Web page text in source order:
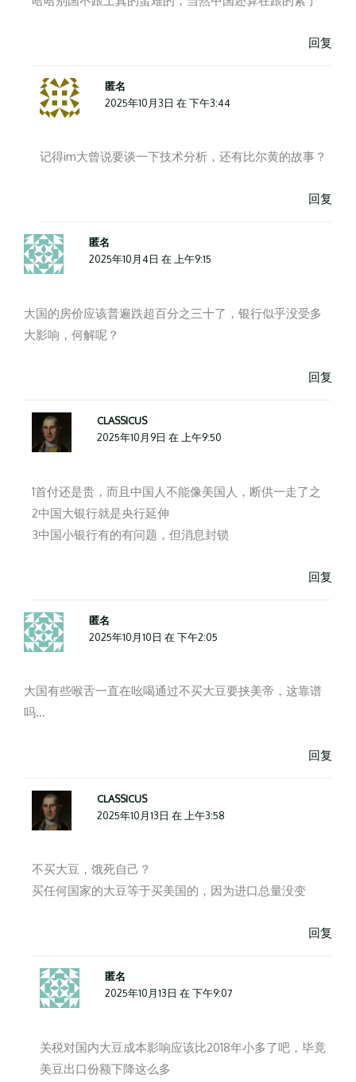
回复
匿名
2025年10月3日 在 下午3:44
记得im大曾说要谈一下技术分析，还有比尔黄的故事？
回复
匿名
2025年10月4日 在 上午9:15
大国的房价应该普遍跌超百分之三十了，银行似乎没受多
大影响，何解呢？
回复
CLASSICUS
2025年10月9日 在 上午9:50
1首付还是贵，而且中国人不能像美国人，断供一走了之
2中国大银行就是央行延伸
3中国小银行有的有问题，但消息封锁
回复
匿名
2025年10月10日 在 下午2:05
大国有些喉舌一直在吆喝通过不买大豆要挟美帝，这靠谱
吗…
回复
CLASSICUS
2025年10月13日 在 上午3:58
不买大豆，饿死自己？
买任何国家的大豆等于买美国的，因为进口总量没变
回复
匿名
2025年10月13日 在 下午9:07
关税对国内大豆成本影响应该比2018年小多了吧，毕竟
美豆出口份额下降这么多